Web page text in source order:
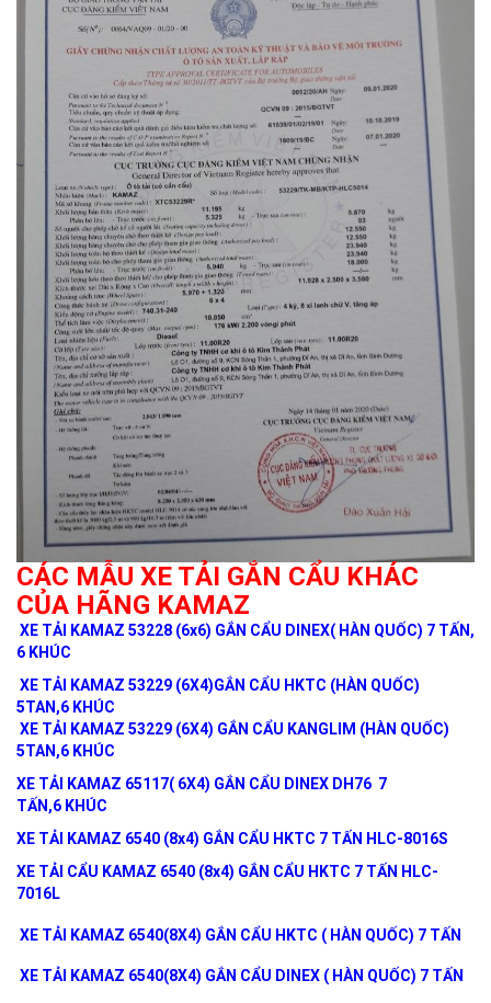
CÁC MẪU XE TẢI GẮN CẨU KHÁC
CỦA HÃNG KAMAZ
XE TẢI KAMAZ 53228 (6x6) GẮN CẨU DINEX( HÀN QUỐC) 7 TẤN,
6 KHÚC
XE TẢI KAMAZ 53229 (6X4)GẮN CẨU HKTC (HÀN QUỐC)
5TAN,6 KHÚC
XE TẢI KAMAZ 53229 (6X4) GẮN CẨU KANGLIM (HÀN QUỐC)
5TAN,6 KHÚC
XE TẢI KAMAZ 65117( 6X4) GẮN CẨU DINEX DH76 7
TẤN,6 KHÚC
XE TẢI KAMAZ 6540 (8x4) GẮN CẨU HKTC 7 TẤN HLC-8016S
XE TẢI CẨU KAMAZ 6540 (8x4) GẮN CẨU HKTC 7 TẤN HLC-
7016L
XE TẢI KAMAZ 6540(8X4) GẮN CẨU HKTC ( HÀN QUỐC) 7 TẤN
XE TẢI KAMAZ 6540(8X4) GẮN CẨU DINEX ( HÀN QUỐC) 7 TẤN